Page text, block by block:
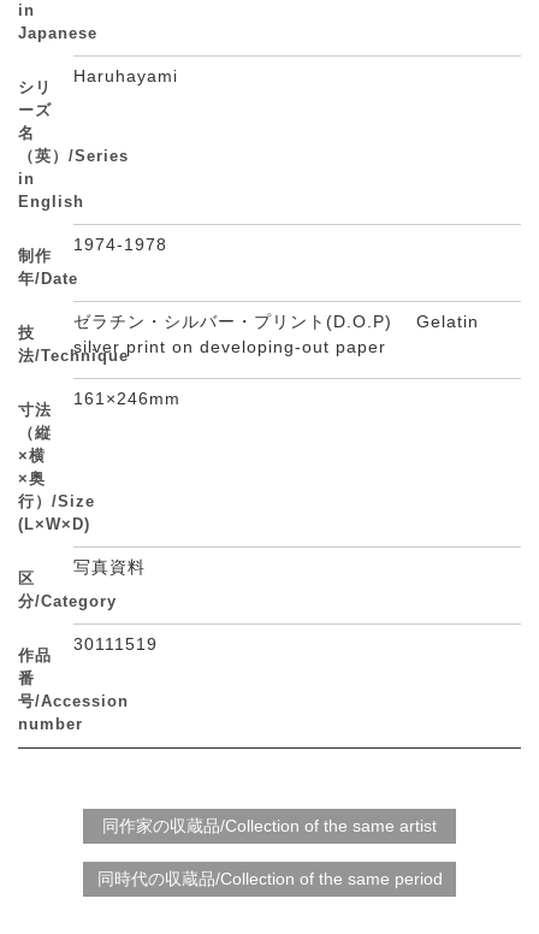
in
Japanese
シリ
ーズ
名
（英）/Series
in
English
Haruhayami
制作
年/Date
1974-1978
技
法/Technique
ゼラチン・シルバー・プリント(D.O.P) Gelatin
silver print on developing-out paper
寸法
（縦
×横
×奥
行）/Size
(L×W×D)
161×246mm
区
分/Category
写真資料
作品
番
号/Accession
number
30111519